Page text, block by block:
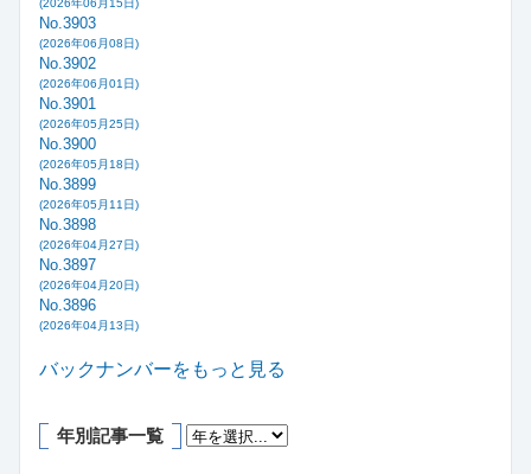
(2026年06月15日)
No.3903
(2026年06月08日)
No.3902
(2026年06月01日)
No.3901
(2026年05月25日)
No.3900
(2026年05月18日)
No.3899
(2026年05月11日)
No.3898
(2026年04月27日)
No.3897
(2026年04月20日)
No.3896
(2026年04月13日)
バックナンバーをもっと見る
年別記事一覧